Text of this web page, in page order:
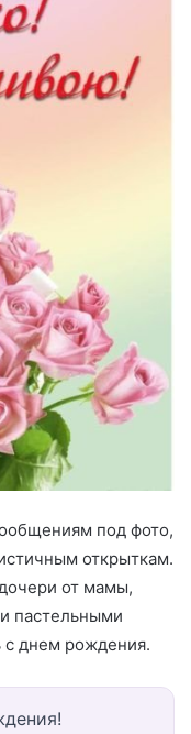
под фото,
открыткам.
от мамы,
пастельными
с днем рождения.